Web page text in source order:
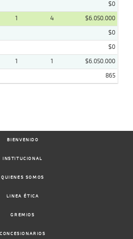
$0
1 4
$6.050.000
$0
$0
1 1
$6.050.000
865
BIENVENIDO
INSTITUCIONAL
QUIENES SOMOS
LINEA ÉTICA
GREMIOS
CONCESIONARIOS